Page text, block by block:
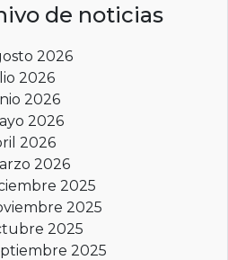
de noticias
2026
2026
2026
2026
2026
2026
2025
2025
2025
2025